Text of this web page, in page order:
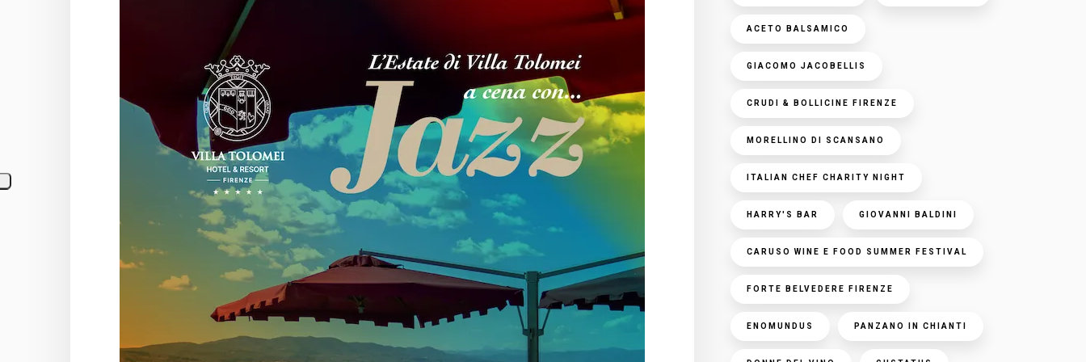
ACETO BALSAMICO
GIACOMO JACOBELLIS
CRUDI & BOLLICINE FIRENZE
MORELLINO DI SCANSANO
ITALIAN CHEF CHARITY NIGHT
HARRY'S BAR GIOVANNI BALDINI
CARUSO WINE E FOOD SUMMER FESTIVAL
FORTE BELVEDERE FIRENZE
ENOMUNDUS PANZANO IN CHIANTI